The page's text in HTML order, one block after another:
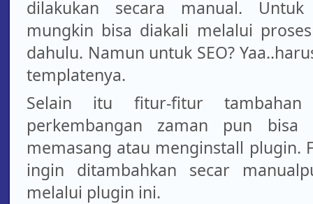
dilakukan secara manual. Untuk
mungkin bisa diakali melalui
dahulu. Namun untuk SEO?
templatenya.
Selain itu fitur-fitur tambahan
perkembangan zaman pun bisa
memasang atau menginstall plugin.
ingin ditambahkan secar
melalui plugin ini.